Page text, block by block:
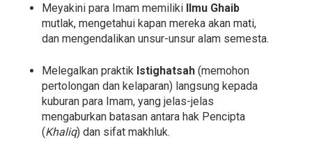
Meyakini para Imam memiliki Ilmu Ghaib
mutlak, mengetahui kapan mereka akan mati,
dan mengendalikan unsur-unsur alam semesta.
Melegalkan praktik Istighatsah (memohon
pertolongan dan kelaparan) langsung kepada
kuburan para Imam, yang jelas-jelas
mengaburkan batasan antara hak Pencipta
(Khaliq) dan sifat makhluk.